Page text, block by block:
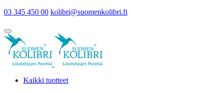
03 345 450 00 kolibri@suomenkolibri.fi
Kaikki tuotteet